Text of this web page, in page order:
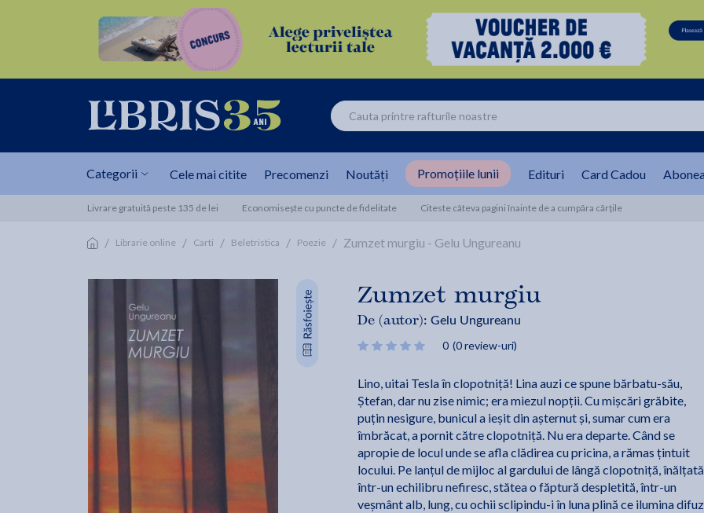
Categorii Cele mai citite Precomenzi Noutăți Promoțiile lunii Edituri Card Cadou
Livrare gratuită peste 135 de lei Economisește cu puncte de fidelitate Citeste câteva pagini înainte de a cumpăra cărțile
/ Librarie online / Carti / Beletristica / Poezie / Zumzet murgiu - Gelu Ungureanu
Zumzet murgiu
De (autor): Gelu Ungureanu
0 (0 review-uri)
Lino, uitai Tesla în clopotniță! Lina auzi ce spune bărbatu-său,
Ștefan, dar nu zise nimic; era miezul nopții. Cu mișcări grăbite,
puțin nesigure, bunicul a ieșit din așternut și, sumar cum era
îmbrăcat, a pornit către clopotniță. Nu era departe. Când se
apropie de locul unde se afla clădirea cu pricina, a rămas țintuit
locului. Pe lanțul de mijloc al gardului de lângă clopotniță, înălțată
într-un echilibru nefiresc, stătea o făptură despletită, într-un
veșmânt alb, lung, cu ochii sclipindu-i în luna plină ce ilumina difuz